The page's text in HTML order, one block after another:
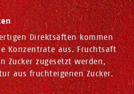
Direktsäften kommen
Konzentrate aus. Fruchtsaft
Zucker zugesetzt werden,
aus fruchteigenen Zucker.